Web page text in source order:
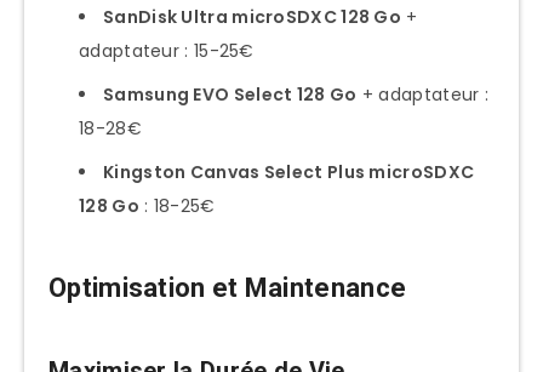
SanDisk Ultra microSDXC 128 Go +
adaptateur : 15-25€
Samsung EVO Select 128 Go + adaptateur :
18-28€
Kingston Canvas Select Plus microSDXC
128 Go : 18-25€
Optimisation et Maintenance